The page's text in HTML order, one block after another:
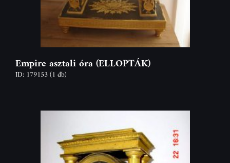
Empire asztali óra (ELLOPTÁK)
ID: 179153(1 db)